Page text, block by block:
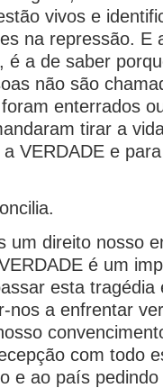
vivos e
na repressão. E
é a de saber
não são
enterrados
tirar a
VERDADE e
um direito nosso
é um
esta tragédia
nos a enfrentar
com todo
e ao país